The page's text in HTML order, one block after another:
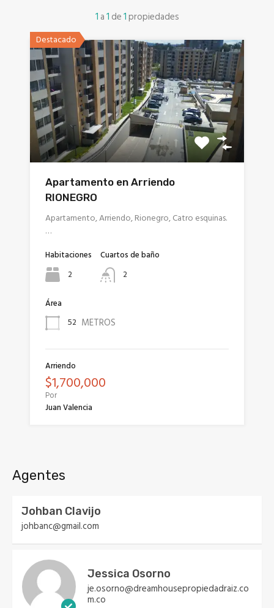
1 a1 de1propiedades
Destacado
Apartamento en Arriendo
RIONEGRO
Apartamento, Arriendo, Rionegro, Catro esquinas.
…
Habitaciones
2
Cuartos de baño
2
Área
52 METROS
Arriendo
$1,700,000
Por
Juan Valencia
Agentes
Johban Clavijo
johbanc@gmail.com
Jessica Osorno
je.osorno@dreamhousepropiedadraiz.co
m.co